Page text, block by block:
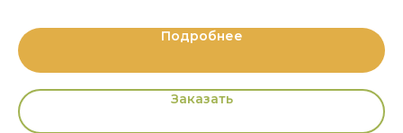
Подробнее
Заказать